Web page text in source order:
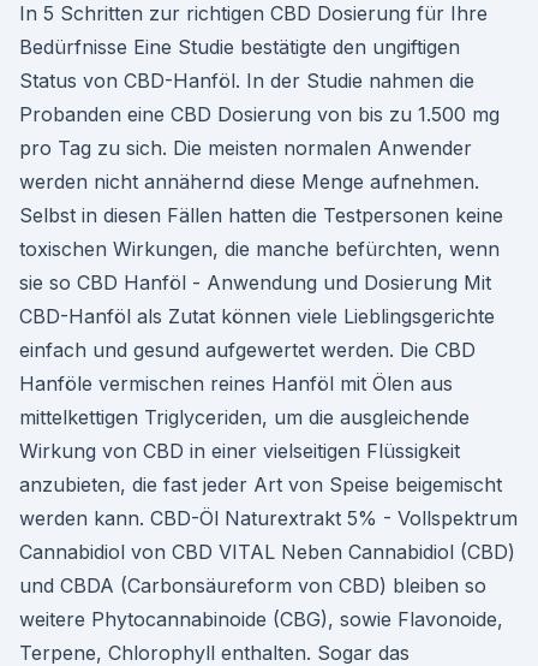
In 5 Schritten zur richtigen CBD Dosierung für Ihre
Bedürfnisse Eine Studie bestätigte den ungiftigen
Status von CBD-Hanföl. In der Studie nahmen die
Probanden eine CBD Dosierung von bis zu 1.500 mg
pro Tag zu sich. Die meisten normalen Anwender
werden nicht annähernd diese Menge aufnehmen.
Selbst in diesen Fällen hatten die Testpersonen keine
toxischen Wirkungen, die manche befürchten, wenn
sie so CBD Hanföl - Anwendung und Dosierung Mit
CBD-Hanföl als Zutat können viele Lieblingsgerichte
einfach und gesund aufgewertet werden. Die CBD
Hanföle vermischen reines Hanföl mit Ölen aus
mittelkettigen Triglyceriden, um die ausgleichende
Wirkung von CBD in einer vielseitigen Flüssigkeit
anzubieten, die fast jeder Art von Speise beigemischt
werden kann. CBD-Öl Naturextrakt 5% - Vollspektrum
Cannabidiol von CBD VITAL Neben Cannabidiol (CBD)
und CBDA (Carbonsäureform von CBD) bleiben so
weitere Phytocannabinoide (CBG), sowie Flavonoide,
Terpene, Chlorophyll enthalten. Sogar das